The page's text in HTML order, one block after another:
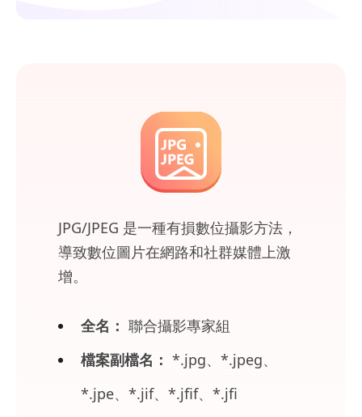
JPG/JPEG 是一種有損數位攝影方法，
導致數位圖片在網路和社群媒體上激
增。
全名： 聯合攝影專家組
檔案副檔名： *.jpg、*.jpeg、
*.jpe、*.jif、*.jfif、*.jfi